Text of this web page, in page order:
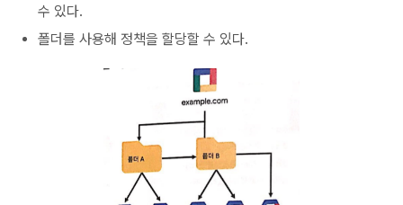
수 있다.
폴더를 사용해 정책을 할당할 수 있다.